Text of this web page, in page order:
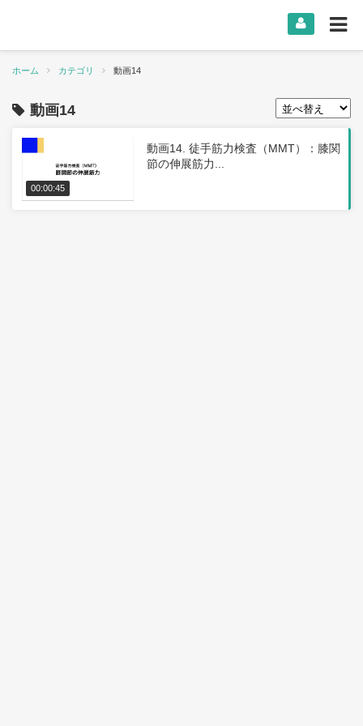
ホーム カテゴリ 動画14
動画14
動画14. 徒手筋力検査（MMT）：膝関
節の伸展筋力...
00:00:45